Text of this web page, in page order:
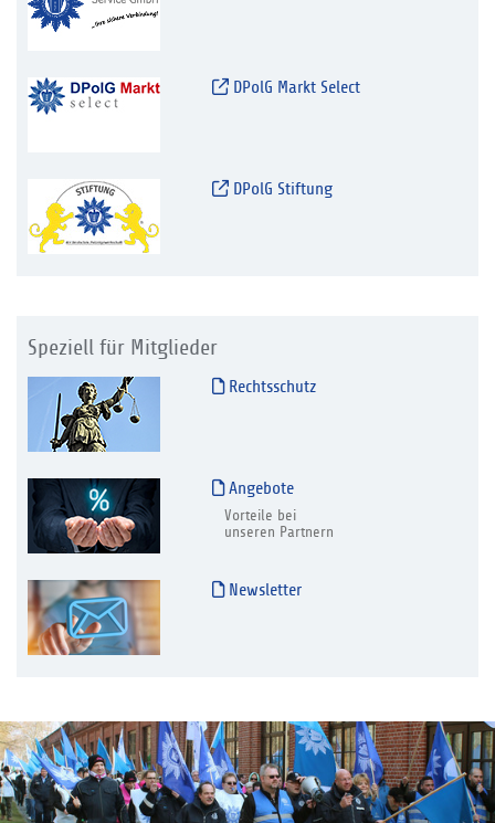
DPolG Markt Select
DPolG Stiftung
Speziell für Mitglieder
Rechtsschutz
Angebote
Vorteile bei
unseren Partnern
Newsletter